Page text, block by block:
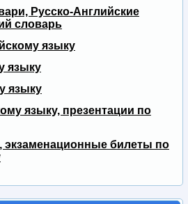
Русско-Английские
словарь
языку
языку
языку
языку, презентации по
билеты по